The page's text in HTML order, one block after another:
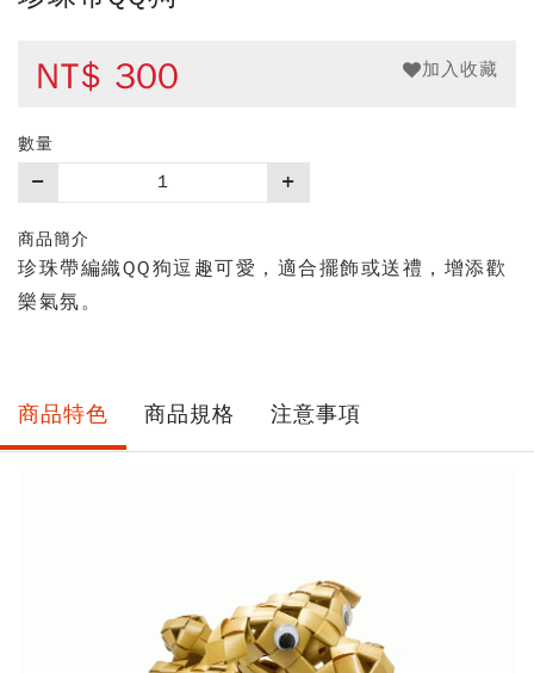
NT$ 300 加入收藏
數量
買
數
量
商品簡介
珍珠帶編織QQ狗逗趣可愛，適合擺飾或送禮，增添歡
樂氣氛。
商品特色 商品規格 注意事項